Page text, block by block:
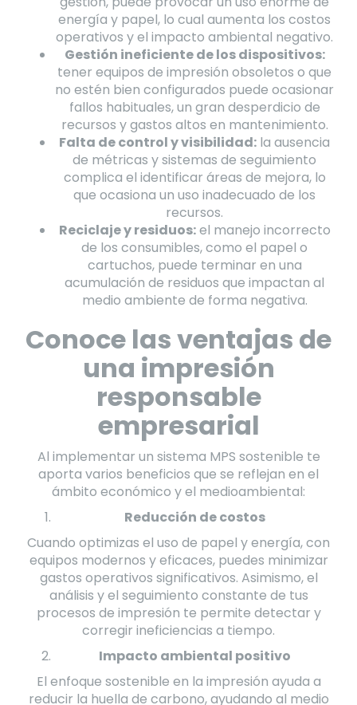
energía y papel, lo cual aumenta los costos
operativos y el impacto ambiental negativo.
Gestión ineficiente de los dispositivos:
tener equipos de impresión obsoletos o que
no estén bien configurados puede ocasionar
fallos habituales, un gran desperdicio de
recursos y gastos altos en mantenimiento.
Falta de control y visibilidad: la ausencia
de métricas y sistemas de seguimiento
complica el identificar áreas de mejora, lo
que ocasiona un uso inadecuado de los
recursos.
Reciclaje y residuos:el manejo incorrecto
de los consumibles, como el papel o
cartuchos, puede terminar en una
acumulación de residuos que impactan al
medio ambiente de forma negativa.
Conoce las ventajas de
una impresión
responsable
empresarial
Al implementar un sistema MPS sostenible te
aporta varios beneficios que se reflejan en el
ámbito económico y el medioambiental:
Reducción de costos
Cuando optimizas el uso de papel y energía, con
equipos modernos y eficaces, puedes minimizar
gastos operativos significativos. Asimismo, el
análisis y el seguimiento constante de tus
procesos de impresión te permite detectar y
corregir ineficiencias a tiempo.
Impacto ambiental positivo
El enfoque sostenible en la impresión ayuda a
reducir la huella de carbono, ayudando al medio